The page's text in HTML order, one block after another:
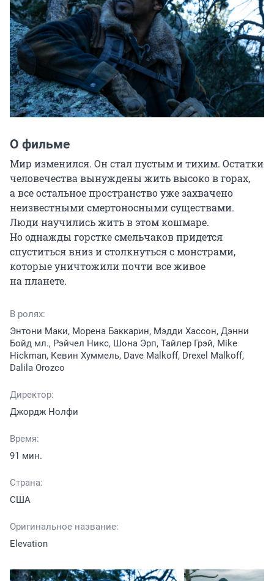
О фильме
Мир изменился. Он стал пустым и тихим. Остатки
человечества вынуждены жить высоко в горах,
а все остальное пространство уже захвачено
неизвестными смертоносными существами.
Люди научились жить в этом кошмаре.
Но однажды горстке смельчаков придется
спуститься вниз и столкнуться с монстрами,
которые уничтожили почти все живое
на планете.
В ролях:
Энтони Маки, Морена Баккарин, Мэдди Хассон, Дэнни
Бойд мл., Рэйчел Никс, Шона Эрп, Тайлер Грэй, Mike
Hickman, Кевин Хуммель, Dave Malkoff, Drexel Malkoff,
Dalila Orozco
Директор:
Джордж Нолфи
Время:
91 мин.
Страна:
США
Оригинальное название:
Elevation